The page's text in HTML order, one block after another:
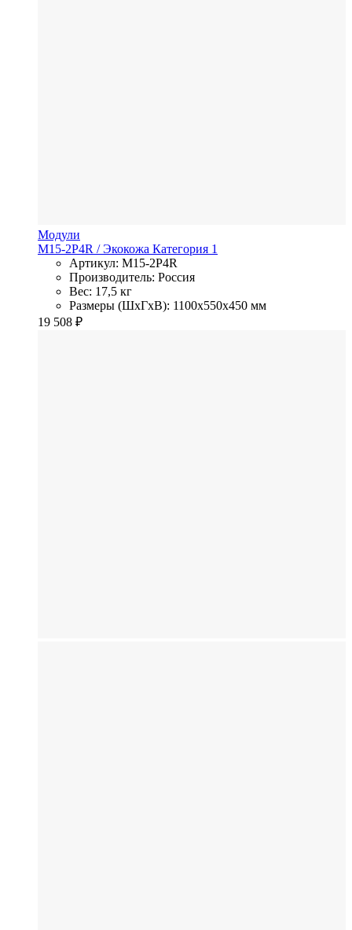
Модули
M15-2P4R / Экокожа Категория 1
Артикул: M15-2P4R
Производитель: Россия
Вес: 17,5 кг
Размеры (ШхГхВ): 1100x550x450 мм
19 508 ₽